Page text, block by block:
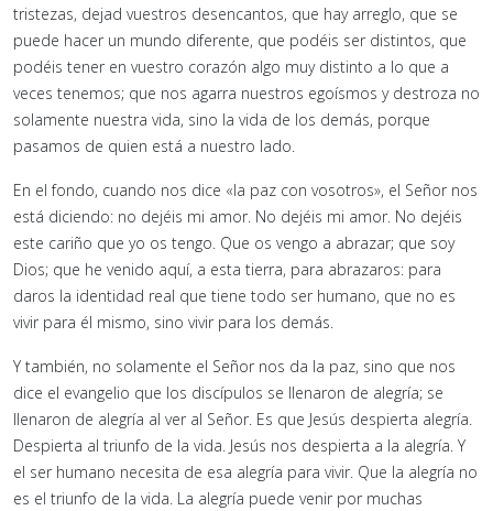
tristezas, dejad vuestros desencantos, que hay arreglo, que se
puede hacer un mundo diferente, que podéis ser distintos, que
podéis tener en vuestro corazón algo muy distinto a lo que a
veces tenemos; que nos agarra nuestros egoísmos y destroza no
solamente nuestra vida, sino la vida de los demás, porque
pasamos de quien está a nuestro lado.
En el fondo, cuando nos dice «la paz con vosotros», el Señor nos
está diciendo: no dejéis mi amor. No dejéis mi amor. No dejéis
este cariño que yo os tengo. Que os vengo a abrazar; que soy
Dios; que he venido aquí, a esta tierra, para abrazaros: para
daros la identidad real que tiene todo ser humano, que no es
vivir para él mismo, sino vivir para los demás.
Y también, no solamente el Señor nos da la paz, sino que nos
dice el evangelio que los discípulos se llenaron de alegría; se
llenaron de alegría al ver al Señor. Es que Jesús despierta alegría.
Despierta al triunfo de la vida. Jesús nos despierta a la alegría. Y
el ser humano necesita de esa alegría para vivir. Que la alegría no
es el triunfo de la vida. La alegría puede venir por muchas